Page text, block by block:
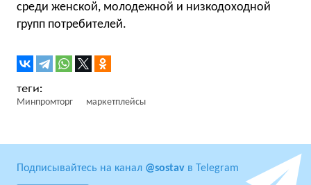
среди женской, молодежной и низкодоходной
групп потребителей.
Минпромторг маркетплейсы
Подписывайтесь на канал @sostav в Telegram